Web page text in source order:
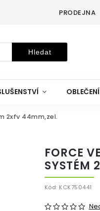
PRODEJNA
Hledat
OBLEČENÍ
2xfv 44mm,zel.
FORCE
SYSTÉM
Kód: KCK750441